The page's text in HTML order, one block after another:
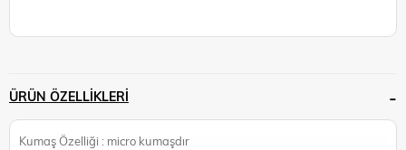
ÜRÜN ÖZELLIKLERI
Kumaş Özelliği : micro kumaşdır